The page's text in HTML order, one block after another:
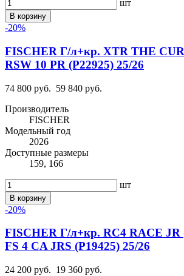
шт
В корзину
-20%
FISCHER Г/л+кр. XTR THE
RSW 10 PR (P22925) 25/26
74 800 руб. 59 840 руб.
Производитель
FISCHER
Модельный год
2026
Доступные размеры
159, 166
шт
В корзину
-20%
FISCHER Г/л+кр. RC4 RACE JR
FS 4 CA JRS (P19425) 25/26
24 200 руб. 19 360 руб.